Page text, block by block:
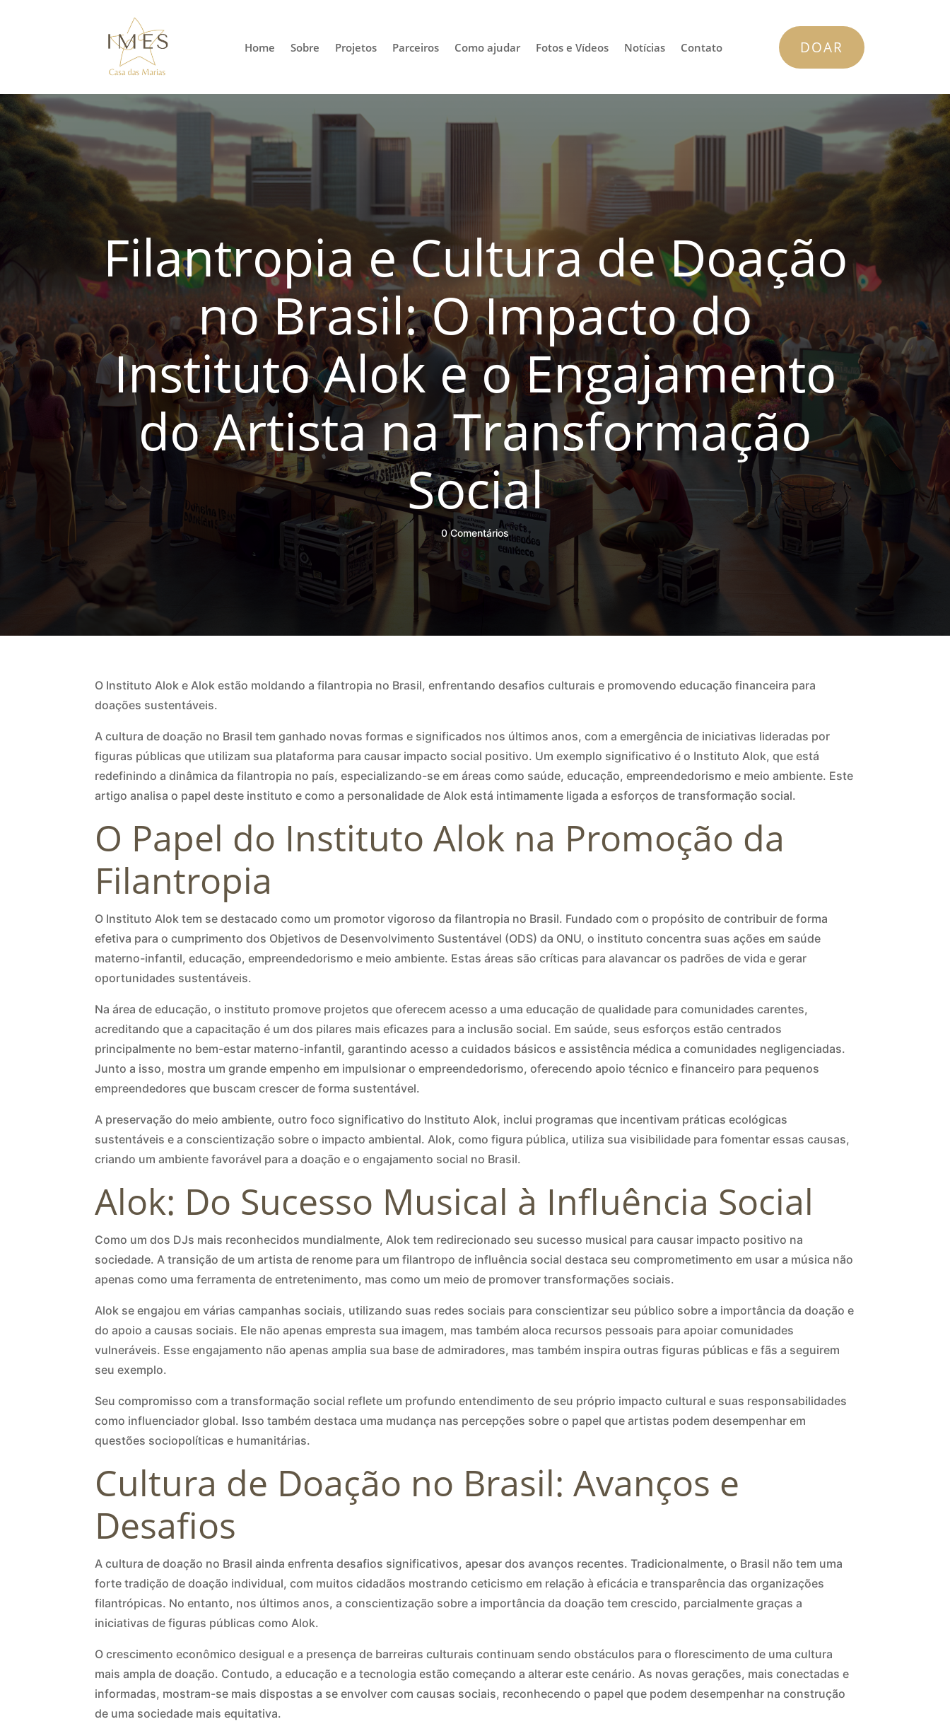
Home Sobre Projetos Parceiros Como ajudar Fotos e Vídeos Notícias Contato DOAR
Filantropia e Cultura de Doação
no Brasil: O Impacto do
Instituto Alok e o Engajamento
do Artista na Transformação
Social
0 Comentários
O Instituto Alok e Alok estão moldando a filantropia no Brasil, enfrentando desafios culturais e promovendo educação financeira para
doações sustentáveis.
A cultura de doação no Brasil tem ganhado novas formas e significados nos últimos anos, com a emergência de iniciativas lideradas por
figuras públicas que utilizam sua plataforma para causar impacto social positivo. Um exemplo significativo é o Instituto Alok, que está
redefinindo a dinâmica da filantropia no país, especializando-se em áreas como saúde, educação, empreendedorismo e meio ambiente. Este
artigo analisa o papel deste instituto e como a personalidade de Alok está intimamente ligada a esforços de transformação social.
O Papel do Instituto Alok na Promoção da
Filantropia
O Instituto Alok tem se destacado como um promotor vigoroso da filantropia no Brasil. Fundado com o propósito de contribuir de forma
efetiva para o cumprimento dos Objetivos de Desenvolvimento Sustentável (ODS) da ONU, o instituto concentra suas ações em saúde
materno-infantil, educação, empreendedorismo e meio ambiente. Estas áreas são críticas para alavancar os padrões de vida e gerar
oportunidades sustentáveis.
Na área de educação, o instituto promove projetos que oferecem acesso a uma educação de qualidade para comunidades carentes,
acreditando que a capacitação é um dos pilares mais eficazes para a inclusão social. Em saúde, seus esforços estão centrados
principalmente no bem-estar materno-infantil, garantindo acesso a cuidados básicos e assistência médica a comunidades negligenciadas.
Junto a isso, mostra um grande empenho em impulsionar o empreendedorismo, oferecendo apoio técnico e financeiro para pequenos
empreendedores que buscam crescer de forma sustentável.
A preservação do meio ambiente, outro foco significativo do Instituto Alok, inclui programas que incentivam práticas ecológicas
sustentáveis e a conscientização sobre o impacto ambiental. Alok, como figura pública, utiliza sua visibilidade para fomentar essas causas,
criando um ambiente favorável para a doação e o engajamento social no Brasil.
Alok: Do Sucesso Musical à Influência Social
Como um dos DJs mais reconhecidos mundialmente, Alok tem redirecionado seu sucesso musical para causar impacto positivo na
sociedade. A transição de um artista de renome para um filantropo de influência social destaca seu comprometimento em usar a música não
apenas como uma ferramenta de entretenimento, mas como um meio de promover transformações sociais.
Alok se engajou em várias campanhas sociais, utilizando suas redes sociais para conscientizar seu público sobre a importância da doação e
do apoio a causas sociais. Ele não apenas empresta sua imagem, mas também aloca recursos pessoais para apoiar comunidades
vulneráveis. Esse engajamento não apenas amplia sua base de admiradores, mas também inspira outras figuras públicas e fãs a seguirem
seu exemplo.
Seu compromisso com a transformação social reflete um profundo entendimento de seu próprio impacto cultural e suas responsabilidades
como influenciador global. Isso também destaca uma mudança nas percepções sobre o papel que artistas podem desempenhar em
questões sociopolíticas e humanitárias.
Cultura de Doação no Brasil: Avanços e
Desafios
A cultura de doação no Brasil ainda enfrenta desafios significativos, apesar dos avanços recentes. Tradicionalmente, o Brasil não tem uma
forte tradição de doação individual, com muitos cidadãos mostrando ceticismo em relação à eficácia e transparência das organizações
filantrópicas. No entanto, nos últimos anos, a conscientização sobre a importância da doação tem crescido, parcialmente graças a
iniciativas de figuras públicas como Alok.
O crescimento econômico desigual e a presença de barreiras culturais continuam sendo obstáculos para o florescimento de uma cultura
mais ampla de doação. Contudo, a educação e a tecnologia estão começando a alterar este cenário. As novas gerações, mais conectadas e
informadas, mostram-se mais dispostas a se envolver com causas sociais, reconhecendo o papel que podem desempenhar na construção
de uma sociedade mais equitativa.